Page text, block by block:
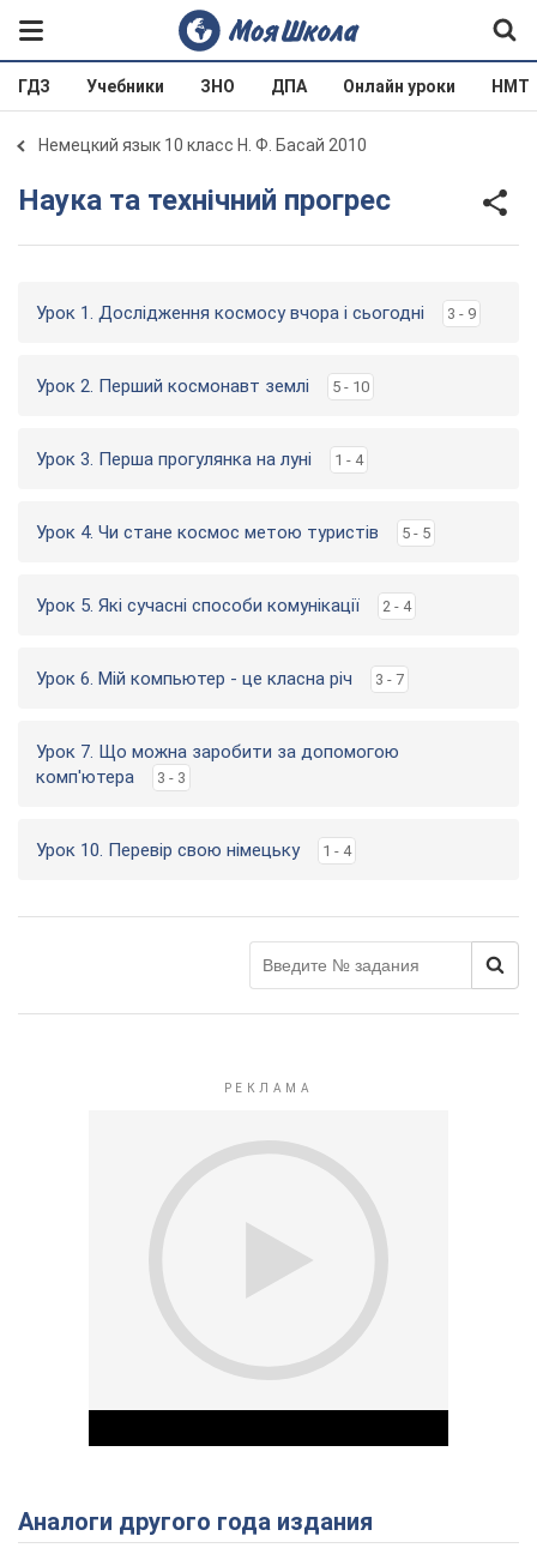
ГДЗ Учебники ЗНО ДПА Онлайн уроки НМТ
Немецкий язык 10 класс Н. Ф. Басай 2010
Наука та технічний прогрес
Урок 1. Дослідження космосу вчора і сьогодні 3 - 9
Урок 2. Перший космонавт землі 5 - 10
Урок 3. Перша прогулянка на луні 1 - 4
Урок 4. Чи стане космос метою туристів 5 - 5
Урок 5. Які сучасні способи комунікації 2 - 4
Урок 6. Мій компьютер - це класна річ 3 - 7
Урок 7. Що можна заробити за допомогою
комп'ютера
3 - 3
Урок 10. Перевір свою німецьку 1 - 4
Аналоги другого года издания